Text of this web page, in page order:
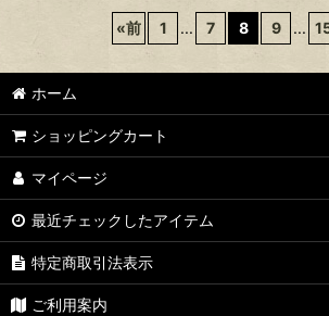
«前 1 ... 7 8 9 ...
ホーム
ショッピングカート
マイページ
最近チェックしたアイテム
特定商取引法表示
ご利用案内